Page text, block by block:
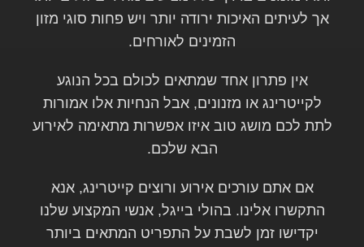
אך לעיתים האיכות ירודה יותר ויש פחות סוגי מזון
הזמינים לאורחים.
אין פתרון אחד שמתאים לכולם בכל הנוגע
לקייטרינג או מזנונים, אבל הנחיות אלו אמורות
לתת לכם מושג טוב איזו אפשרות מתאימה לאירוע
הבא שלכם.
אם אתם עורכים אירוע ורוצים קייטרינג, אנא
התקשרו אלינו. בהולי בייגל, אנשי המקצוע שלנו
יקדישו זמן לשבת על התפריט המתאים ביותר